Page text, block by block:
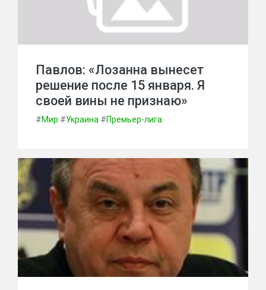
Павлов: «Лозанна вынесет
решение после 15 января. Я
своей вины не признаю»
#Мир #Украина #Премьер-лига